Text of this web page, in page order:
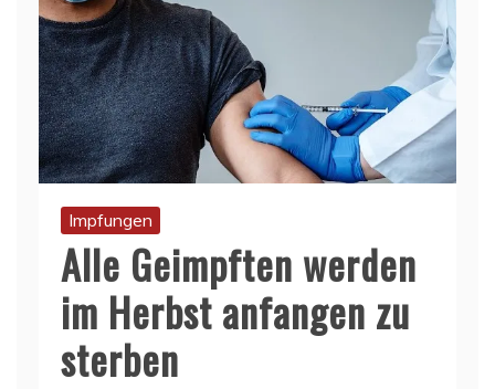
Impfungen
Alle Geimpften werden
im Herbst anfangen zu
sterben